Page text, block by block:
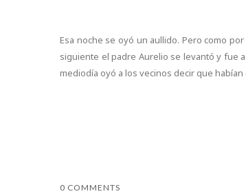
Esa noche se oyó un aullido. Pero como
siguiente el padre Aurelio se levantó y fue
mediodía oyó a los vecinos decir que
0 COMMENTS